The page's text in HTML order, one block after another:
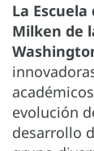
La
Milken de
evolución
desarrollo